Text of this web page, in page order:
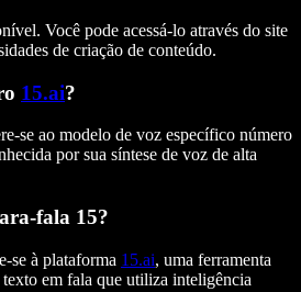
Você pode acessá-lo através do site
de criação de conteúdo.
15.ai?
se ao modelo de voz específico número
por sua síntese de voz de alta
fala 15?
se à plataforma 15.ai, uma ferramenta
em fala que utiliza inteligência